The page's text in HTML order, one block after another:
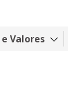
Valores